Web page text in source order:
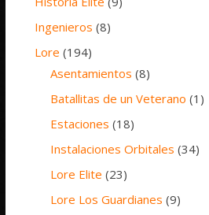
Ingenieros (8)
Lore (194)
Asentamientos (8)
Batallitas de un Veterano (1)
Estaciones (18)
Instalaciones Orbitales (34)
Lore Elite (23)
Lore Los Guardianes (9)